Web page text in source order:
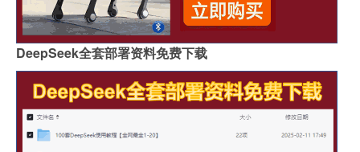
DeepSeek全套部署资料免费下载